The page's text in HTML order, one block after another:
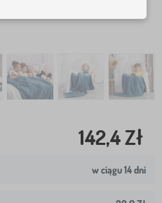
142,4 Zł
w ciągu 14 dni